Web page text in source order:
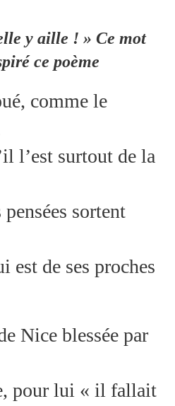
y aille ! » Ce mot
ce poème
comme le
l’est surtout de la
sortent
est de ses proches
Nice blessée par
pour lui « il fallait